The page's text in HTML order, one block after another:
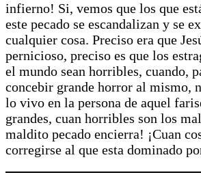
infierno! Si, vemos que los que
este pecado se escandalizan y se
cualquier cosa. Preciso era que
pernicioso, preciso es que los
el mundo sean horribles, cuando,
concebir grande horror al mismo,
lo vivo en la persona de aquel
grandes, cuan horribles son los
maldito pecado encierra! ¡Cuan
corregirse al que esta dominado